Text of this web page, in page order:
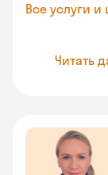
Все услуги и
Читать